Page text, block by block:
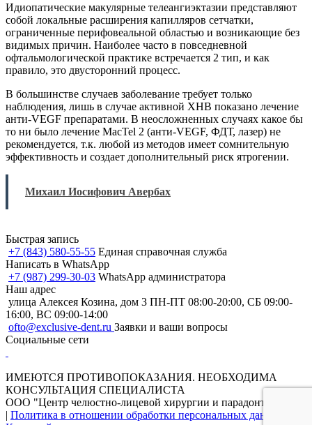
Идиопатические макулярные телеангиэктазии представляют
собой локальные расширения капилляров сетчатки,
ограниченные перифовеальной областью и возникающие без
видимых причин. Наиболее часто в повседневной
офтальмологической практике встречается 2 тип, и как
правило, это двусторонний процесс.
В большинстве случаев заболевание требует только
наблюдения, лишь в случае активной ХНВ показано лечение
анти-VEGF препаратами. В неосложненных случаях какое бы
то ни было лечение MacTel 2 (анти-VEGF, ФДТ, лазер) не
рекомендуется, т.к. любой из методов имеет сомнительную
эффективность и создает дополнительный риск ятрогении.
Михаил Иосифович Авербах
Быстрая запись
+7 (843) 580-55-55 Единая справочная служба
Написать в WhatsApp
+7 (987) 299-30-03 WhatsApp администратора
Наш адрес
улица Алексея Козина, дом 3 ПН-ПТ 08:00-20:00, СБ 09:00-
16:00, ВС 09:00-14:00
ofto@exclusive-dent.ru Заявки и ваши вопросы
Социальные сети
ИМЕЮТСЯ ПРОТИВОПОКАЗАНИЯ. НЕОБХОДИМА
КОНСУЛЬТАЦИЯ СПЕЦИАЛИСТА
ООО "Центр челюстно-лицевой хирургии и парадонтологии"
| Политика в отношении обработки персональных данных